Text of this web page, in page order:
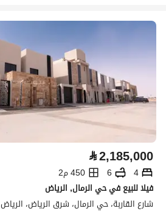
⃁2,185,000
4
6
450 م2
فيلا للبيع في حي الرمال, الرياض
شارع القاربة، حي الرمال، شرق الرياض، الرياض